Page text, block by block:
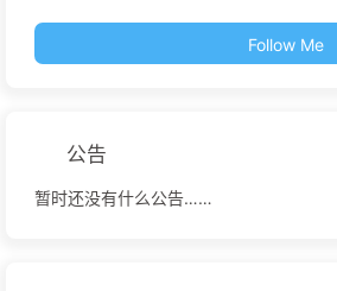
Follow Me
公告
暂时还没有什么公告……